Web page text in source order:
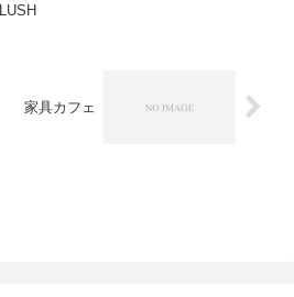
LUSH
家具カフェ